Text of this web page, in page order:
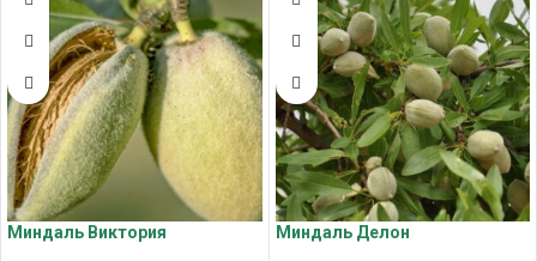
Миндаль Виктория Миндаль Делон